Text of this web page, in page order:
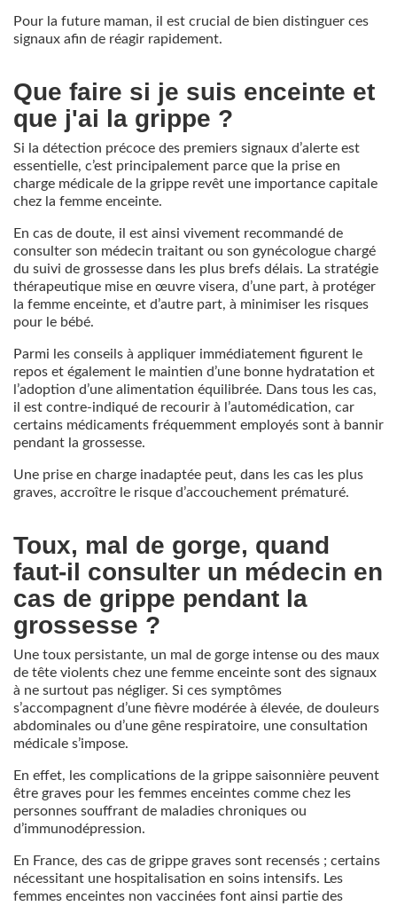
Pour la future maman, il est crucial de bien distinguer ces
signaux afin de réagir rapidement.
Que faire si je suis enceinte et
que j'ai la grippe ?
Si la détection précoce des premiers signaux d’alerte est
essentielle, c’est principalement parce que la prise en
charge médicale de la grippe revêt une importance capitale
chez la femme enceinte.
En cas de doute, il est ainsi vivement recommandé de
consulter son médecin traitant ou son gynécologue chargé
du suivi de grossesse dans les plus brefs délais. La stratégie
thérapeutique mise en œuvre visera, d’une part, à protéger
la femme enceinte, et d’autre part, à minimiser les risques
pour le bébé.
Parmi les conseils à appliquer immédiatement figurent le
repos et également le maintien d’une bonne hydratation et
l’adoption d’une alimentation équilibrée. Dans tous les cas,
il est contre-indiqué de recourir à l’automédication, car
certains médicaments fréquemment employés sont à bannir
pendant la grossesse.
Une prise en charge inadaptée peut, dans les cas les plus
graves, accroître le risque d’accouchement prématuré.
Toux, mal de gorge, quand
faut-il consulter un médecin en
cas de grippe pendant la
grossesse ?
Une toux persistante, un mal de gorge intense ou des maux
de tête violents chez une femme enceinte sont des signaux
à ne surtout pas négliger. Si ces symptômes
s’accompagnent d’une fièvre modérée à élevée, de douleurs
abdominales ou d’une gêne respiratoire, une consultation
médicale s’impose.
En effet, les complications de la grippe saisonnière peuvent
être graves pour les femmes enceintes comme chez les
personnes souffrant de maladies chroniques ou
d’immunodépression.
En France, des cas de grippe graves sont recensés ; certains
nécessitant une hospitalisation en soins intensifs. Les
femmes enceintes non vaccinées font ainsi partie des